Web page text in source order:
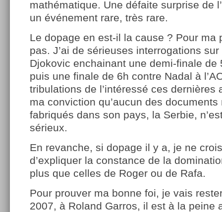
mathématique. Une défaite surprise de
un événement rare, très rare.
Le dopage en est-il la cause ? Pour ma
pas. J’ai de sérieuses interrogations
Djokovic enchainant une demi-finale de
puis une finale de 6h contre Nadal à
tribulations de l’intéressé ces dernières
ma conviction qu’aucun des documents
fabriqués dans son pays, la Serbie,
sérieux.
En revanche, si dopage il y a, je ne
d’expliquer la constance de la
plus que celles de Roger ou de Rafa.
Pour prouver ma bonne foi, je vais
2007, à Roland Garros, il est à la peine